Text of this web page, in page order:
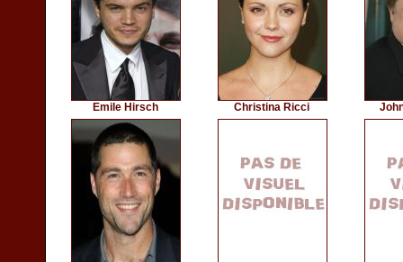
Emile Hirsch Christina Ricci